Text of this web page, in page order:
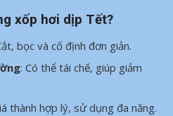
xốp hơi dịp Tết?
bọc và cố định đơn giản.
: Có thể tái chế, giúp giảm
thành hợp lý, sử dụng đa năng.